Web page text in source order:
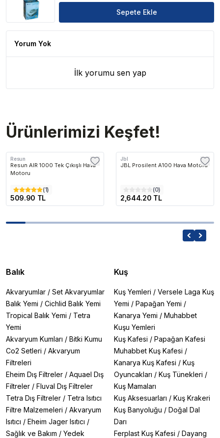
Sepete Ekle
Yorum Yok
İlk yorumu sen yap
Ürünlerimizi Keşfet!
Resun
Resun AIR 1000 Tek Çıkışlı Hava
Motoru
(1)
509.90 TL
Jbl
JBL Prosilent A100 Hava Motoru
(0)
2,644.20 TL
Balık
Akvaryumlar / Set Akvaryumlar
Balık Yemi / Cichlid Balık Yemi
Tropical Balık Yemi / Tetra
Yemi
Akvaryum Kumları / Bitki Kumu
Co2 Setleri / Akvaryum
Filtreleri
Eheim Dış Filtreler / Aquael Dış
Filtreler / Fluval Dış Filtreler
Tetra Dış Filtreler / Tetra Isıtıcı
Filtre Malzemeleri / Akvaryum
Isıtıcı / Eheim Jager Isıtıcı /
Sağlık ve Bakım / Yedek
Kuş
Kuş Yemleri / Versele Laga Kuş
Yemi / Papağan Yemi /
Kanarya Yemi / Muhabbet
Kuşu Yemleri
Kuş Kafesi / Papağan Kafesi
Muhabbet Kuş Kafesi /
Kanarya Kuş Kafesi / Kuş
Oyuncakları / Kuş Tünekleri /
Kuş Mamaları
Kuş Aksesuarları / Kuş Krakeri
Kuş Banyoluğu / Doğal Dal
Darı
Ferplast Kuş Kafesi / Dayang